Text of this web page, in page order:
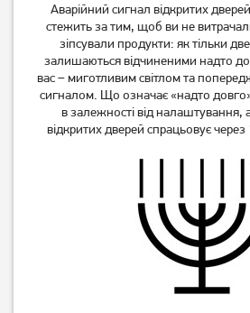
Аварійний сигнал відкритих
стежить за тим, щоб ви не
зіпсували продукти: як тільки
залишаються відчиненими надто
вас – миготливим світлом та
сигналом. Що означає «надто
в залежності від налаштування,
відкритих дверей спрацьовує